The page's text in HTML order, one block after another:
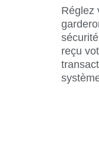
Réglez
reçu